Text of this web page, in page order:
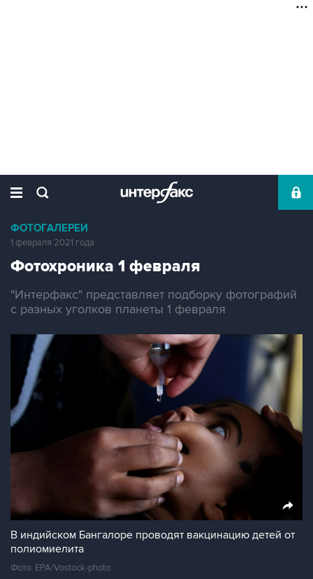
ФОТОГАЛЕРЕИ
1 февраля 2021 года
Фотохроника 1 февраля
"Интерфакс" представляет подборку фотографий
с разных уголков планеты 1 февраля
В индийском Бангалоре проводят вакцинацию детей от
полиомиелита
Фото: EPA/Vostock-photo